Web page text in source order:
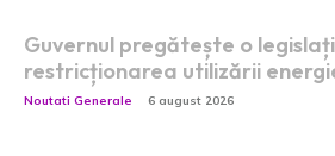
Guvernul pregătește o
restricționarea utilizării
Noutati Generale 6 august 2026